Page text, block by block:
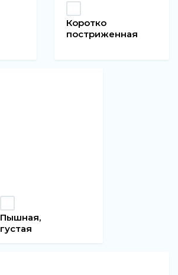
Коротко
постриженная
Пышная,
густая